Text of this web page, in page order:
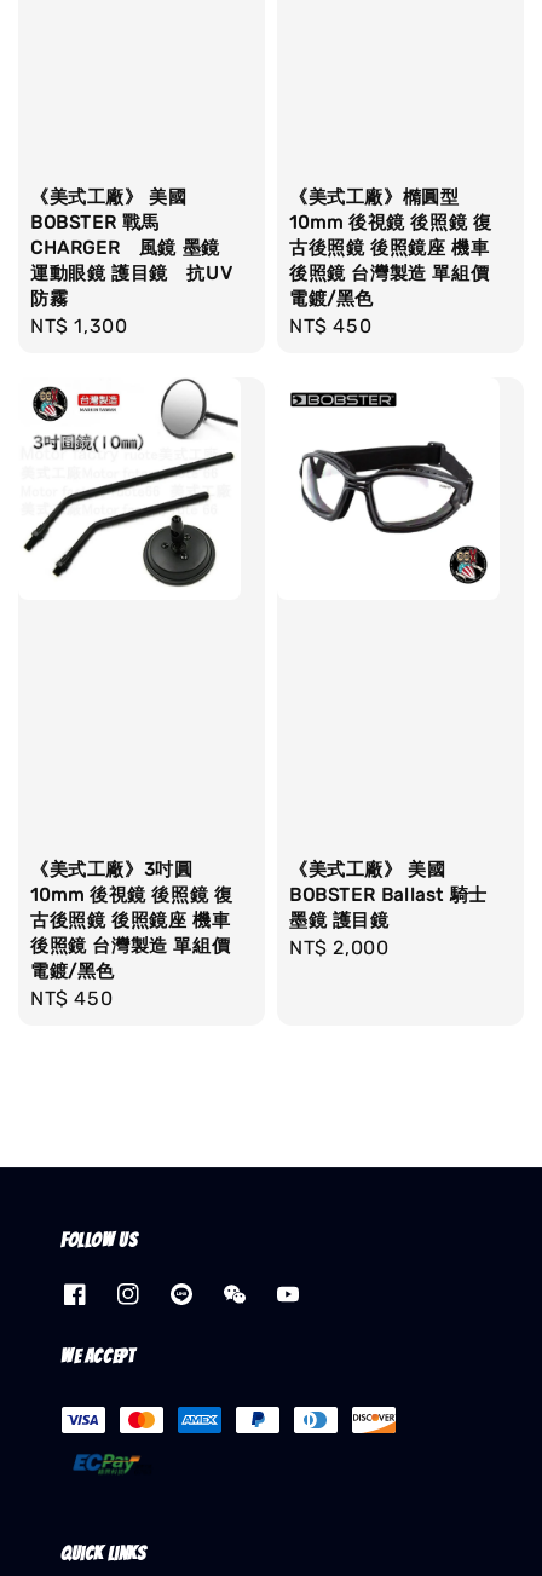
《美式工廠》 美國
BOBSTER 戰馬
CHARGER 風鏡 墨鏡
運動眼鏡 護目鏡 抗UV
防霧
Regular
NT$ 1,300
《美式工廠》橢圓型
10mm 後視鏡 後照鏡 復
古後照鏡 後照鏡座 機車
後照鏡 台灣製造 單組價
電鍍/黑色
Regular
NT$ 450
《美式工廠》3吋圓
10mm 後視鏡 後照鏡 復
古後照鏡 後照鏡座 機車
後照鏡 台灣製造 單組價
電鍍/黑色
Regular
NT$ 450
《美式工廠》 美國
BOBSTER Ballast 騎士
墨鏡 護目鏡
Regular
NT$ 2,000
Follow us
We accept
Quick links